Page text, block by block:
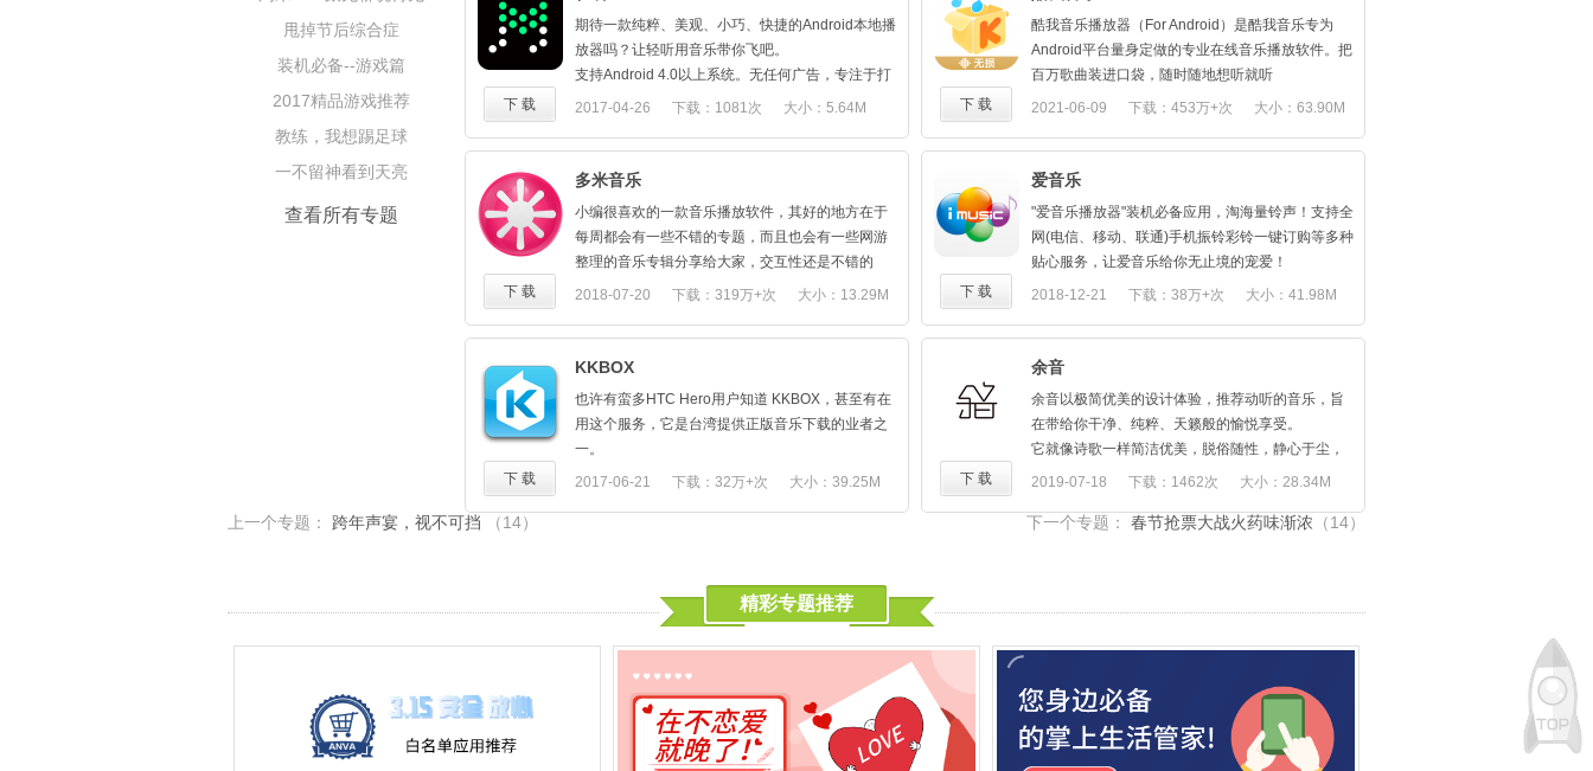
甩掉节后综合症
装机必备--游戏篇
2017精品游戏推荐
教练，我想踢足球
一不留神看到天亮
查看所有专题
出来；
-----------------------------------------
如您在使用中有任何意见建议，可在App内反馈提
官方网站：http://music.migu.cn/
微信公众号：mclub12530
官方QQ群：162118770
★【专业解读】，数千明星专访、电台节目、专业
音乐人士每周向你解读每周全球音乐动态；
★【有爱的客服】有问题，找7×12小时客服。要斗
图，客服表情包不输你哦！
下载网易云音乐，开启欲罢不能的音乐之旅！
躺在家里也能抓娃娃，腾讯限量公仔等你来。
万千驴友露营直播，荒野求生，丛林探险，只有唱
不了的高音，没有去不了的远方。
【明星综艺 有料视频】
趣味短视频强势来袭，玩转百变道具，分享就现
官方微信/微博：@腾讯NOW直播
期待一款纯粹、美观、小巧、快捷的Android本地播
放器吗？让轻听用音乐带你飞吧。
支持Android 4.0以上系统。无任何广告，专注于打
造本地音乐扫描、匹配、管理和播放体验。
整体运用Material Design风格，配合优雅的场景转
换和涟漪效果、便捷的手势操作，让你一见倾心
列表、播放页、通知栏、锁屏歌词能够随专辑图动
态变色，凸显每首歌的个性色彩
【高速扫描】
能够快速get本地音乐，并智能筛选去重，无需动手
即可找齐所有音乐
智能技术为你的音乐成功匹配歌词，同时还奉上歌
曲详情（支持修改），让音乐更加完整
【Super Sound自研音效】
搭载Super Sound音效，无需复杂调校即可获取多
种音效体验，并支持均衡器调节功能，满足你挑剔
然后，我们还有：
- 随心切换的主题色和点缀色
- 自主创建和编辑本地歌单
- 收藏喜欢的音乐
- 设置铃声
- 支持仅Wifi下下载图片
2017-04-26 下载：1081次 大小：5.64M
下 载
酷我音乐播放器（For Android）是酷我音乐专为
Android平台量身定做的专业在线音乐播放软件。把
百万歌曲装进口袋，随时随地想听就听
2021-06-09
下载：453万+次 大小：63.90M
下 载
多米音乐
小编很喜欢的一款音乐播放软件，其好的地方在于
每周都会有一些不错的专题，而且也会有一些网游
整理的音乐专辑分享给大家，交互性还是不错的
也。
2018-07-20 下载：319万+次 大小：13.29M
下 载
爱音乐
"爱音乐播放器"装机必备应用，淘海量铃声！支持全
网(电信、移动、联通)手机振铃彩铃一键订购等多种
贴心服务，让爱音乐给你无止境的宠爱！
【正版曲库，更新更全】百万正版歌曲，海量无
火热榜单，精选MV，给你视听双重享受。
【酷炫彩铃，凸显个性】DIY功能，你的彩铃你说了
【丰富电台，更潮资讯】包罗万象，让你的信息从
不落伍。
【智能节流，安心呵护】智能切换播放模式，省流
量，更安心。
【联系方式】
一路走来有你们的支持与陪伴，令我们倍感欣慰！
官方微信公众号：天翼爱音乐
2018-12-21 下载：38万+次 大小：41.98M
下 载
KKBOX
也许有蛮多HTC Hero用户知道 KKBOX，甚至有在
用这个服务，它是台湾提供正版音乐下载的业者之
一。
而在 iPhone App 之後，KKBOX 终於也开发出了
不论是华语、西洋、日韩等等音乐类型都有，基本
上你只要有付费的 KKBOX 帐号，就可以无限任
听；
而且它不只可以线上串流收听，还可以直接下载到
手机上收听，不用每次听都要重新串流一次。
2017-06-21 下载：32万+次 大小：39.25M
下 载
余音
余音以极简优美的设计体验，推荐动听的音乐，旨
在带给你干净、纯粹、天籁般的愉悦享受。
它就像诗歌一样简洁优美，脱俗随性，静心于尘，
带你神游到远方。
致。
- [遇见] 高颜值、懂品味的音乐达人，透过音乐，我
- [音乐人] 汇集乐人动态和周边，更有值得你用心聆
听的好音乐
你有理由期待更纯净美妙的音乐体验方式
2019-07-18 下载：1462次 大小：28.34M
下 载
上一个专题： 跨年声宴，视不可挡 （14） 下一个专题： 春节抢票大战火药味渐浓 （14）
精彩专题推荐